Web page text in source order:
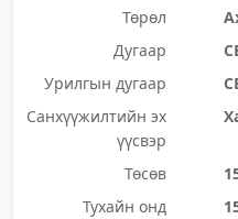
Төрөл
Дугаар
Урилгын дугаар
Санхүүжилтийн эх
үүсвэр
Төсөв
Тухайн онд